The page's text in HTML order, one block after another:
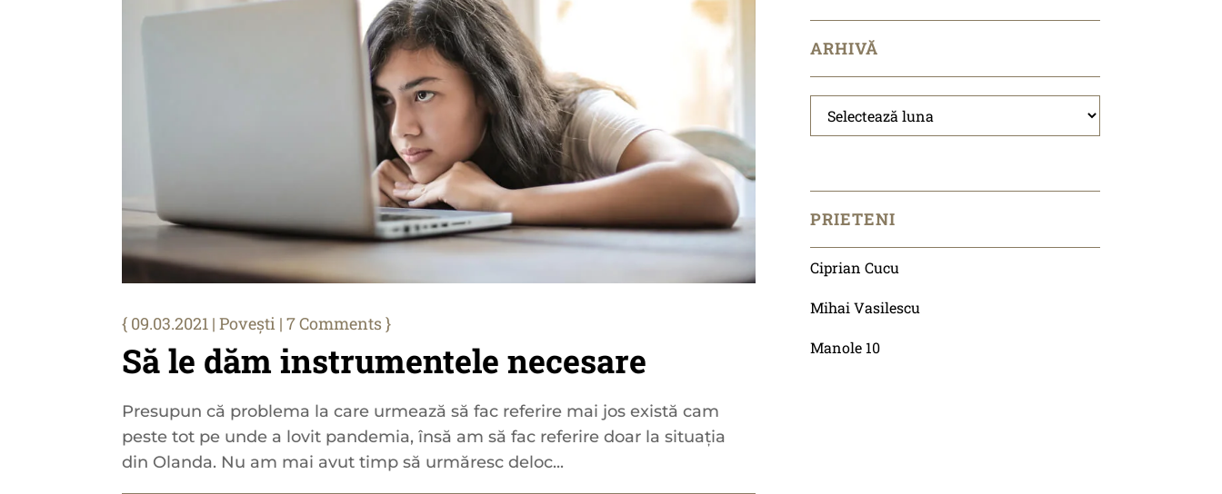
Să le dăm instrumentele necesare
09.03.2021 |Povești | 7 Comments
Presupun că problema la care urmează să fac referire mai jos există cam
peste tot pe unde a lovit pandemia, însă am să fac referire doar la situația
din Olanda. Nu am mai avut timp să urmăresc deloc...
ARHIVĂ
Arhivă
PRIETENI
Ciprian Cucu
Mihai Vasilescu
Manole 10